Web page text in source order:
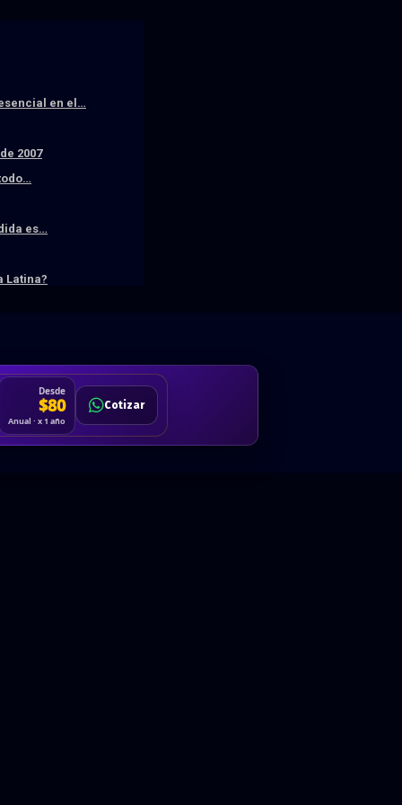
en el…
2007
es…
Latina?
Desde
$80
Anual · x 1 año
Cotizar
Cotizar
Hablemos
Solicitar